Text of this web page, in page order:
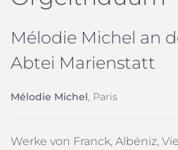
Mélodie Michel an
Abtei Marienstatt
Mélodie Michel, Paris
Werke von Franck, Albéniz,